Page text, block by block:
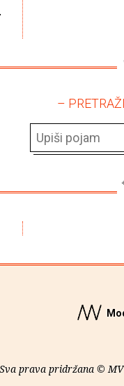
–
Sva prava pridržana ©